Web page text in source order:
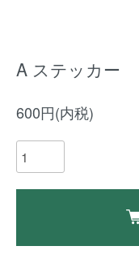
A ステッカー
600円(内税)